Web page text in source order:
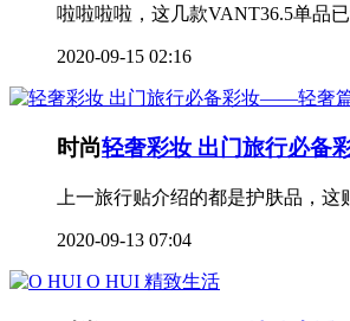
啦啦啦啦，这几款VANT36.5单品
2020-09-15 02:16
时尚轻奢彩妆 出门旅行必
上一旅行贴介绍的都是护肤品，
2020-09-13 07:04